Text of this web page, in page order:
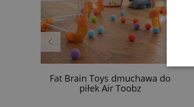
Fat Brain Toys dmuchawa do
piłek Air Toobz